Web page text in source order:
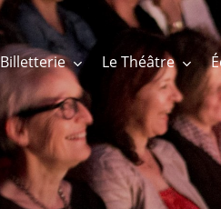
Billetterie Le Théâtre